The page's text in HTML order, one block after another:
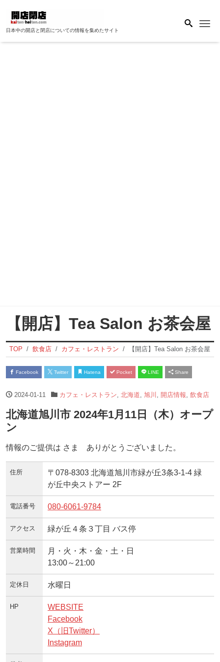
日本中の開店と閉店についての情報を集めたサイト
【開店】Tea Salon お茶会屋
TOP 飲食店 カフェ・レストラン 【開店】Tea Salon お茶会屋
Facebook Twitter Hatena Pocket LINE Share
2024-01-11 カフェ・レストラン 北海道 旭川 開店情報 飲食店
北海道旭川市 2024年1月11日（木）オープ
ン
情報のご提供は さま ありがとうございました。
住所
〒078-8303 北海道旭川市緑が丘3条3-1-4 緑
が丘中央ストアー 2F
電話番号 080-6061-9784
アクセス 緑が丘４条３丁目 バス停
営業時間
月・火・木・金・土・日
13:00～21:00
定休日 水曜日
HP
WEBSITE
Facebook
X（旧Twitter）
Instagram